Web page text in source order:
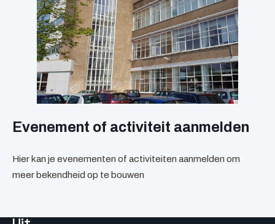
Evenement of activiteit aanmelden
Hier kan je evenementen of activiteiten aanmelden om
meer bekendheid op te bouwen